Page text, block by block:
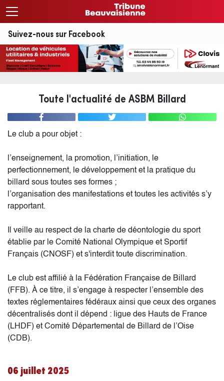
Suivez-nous sur Facebook
Toute l'actualité de ASBM Billard
Le club a pour objet :
l’enseignement, la promotion, l’initiation, le
perfectionnement, le développement et la pratique du
billard sous toutes ses formes ;
l’organisation des manifestations et toutes les activités s’y
rapportant.
Il veille au respect de la charte de déontologie du sport
établie par le Comité National Olympique et Sportif
Français (CNOSF) et s'interdit toute discrimination.
Le club est affilié à la Fédération Française de Billard
(FFB). À ce titre, il s’engage à respecter l’ensemble des
textes réglementaires fédéraux ainsi que ceux des organes
décentralisés dont il dépend : ligue des Hauts de France
(LHDF) et Comité Départemental de Billard de l’Oise
(CDB).
06 juillet 2025